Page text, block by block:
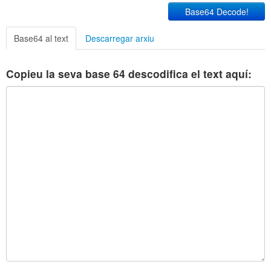
Base64 Decode!
Base64 al text Descarregar arxiu
Copieu la seva base 64 descodifica el text aquí: